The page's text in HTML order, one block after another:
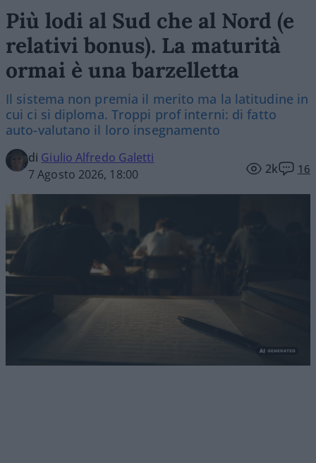
Più lodi al Sud che al Nord (e
relativi bonus). La maturità
ormai è una barzelletta
Il sistema non premia il merito ma la latitudine in
cui ci si diploma. Troppi prof interni: di fatto
auto-valutano il loro insegnamento
di Giulio Alfredo Galetti
7 Agosto 2026, 18:00
2k 16